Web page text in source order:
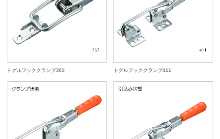
トグルフッククランプ363 トグルフッククランプ411